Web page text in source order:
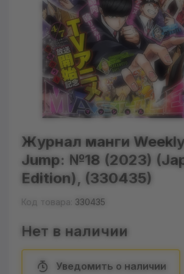
Журнал манги
Jump: №18 (2023)
Edition), (330435)
Код товара: 330435
Нет в наличии
Уведомить о наличии